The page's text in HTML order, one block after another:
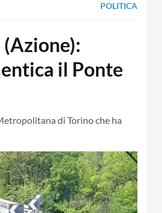
POLITICA
il Ponte
di Torino che ha